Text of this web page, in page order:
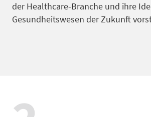
der Healthcare-Branche und ihre
Gesundheitswesen der Zukunft